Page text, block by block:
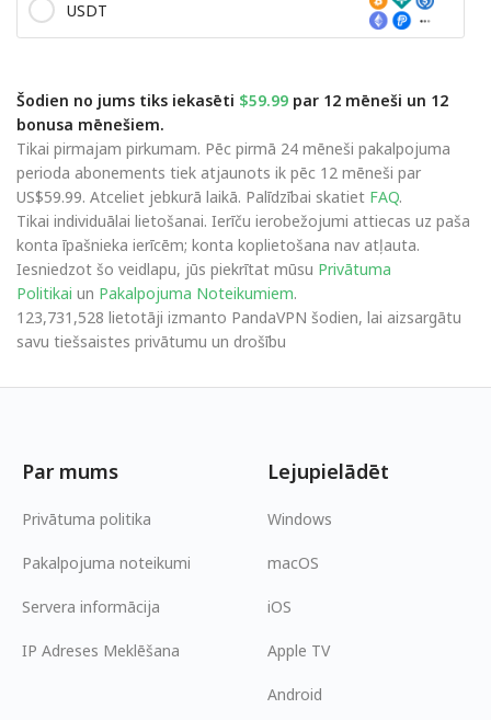
USDT
Šodien no jums tiks iekasēti $59.99 par 12 mēneši un 12
bonusa mēnešiem.
Tikai pirmajam pirkumam. Pēc pirmā 24 mēneši pakalpojuma
perioda abonements tiek atjaunots ik pēc 12 mēneši par
US$59.99. Atceliet jebkurā laikā. Palīdzībai skatiet FAQ.
Tikai individuālai lietošanai. Ierīču ierobežojumi attiecas uz paša
konta īpašnieka ierīcēm; konta koplietošana nav atļauta.
Iesniedzot šo veidlapu, jūs piekrītat mūsu Privātuma
Politikai un Pakalpojuma Noteikumiem.
123,731,528 lietotāji izmanto PandaVPN šodien, lai aizsargātu
savu tiešsaistes privātumu un drošību
Par mums
Privātuma politika
Pakalpojuma noteikumi
Servera informācija
IP Adreses Meklēšana
Lejupielādēt
Windows
macOS
iOS
Apple TV
Android